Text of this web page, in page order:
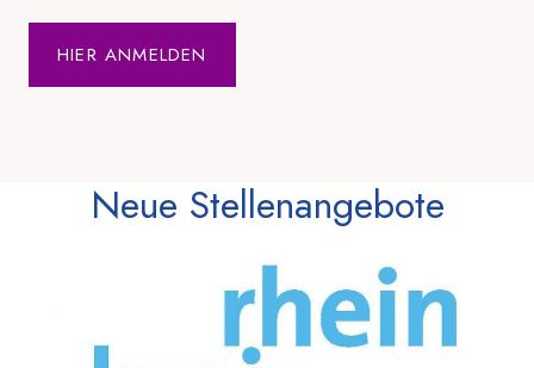
HIER ANMELDEN
Neue Stellenangebote